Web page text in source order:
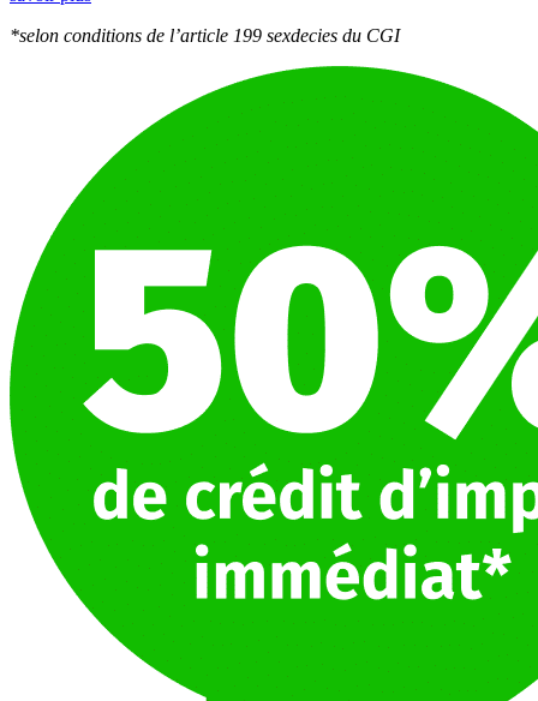
*selon conditions de l’article 199 sexdecies du CGI